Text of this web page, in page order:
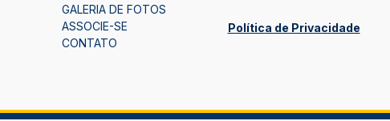
GALERIA DE FOTOS
ASSOCIE-SE
CONTATO
Política de Privacidade